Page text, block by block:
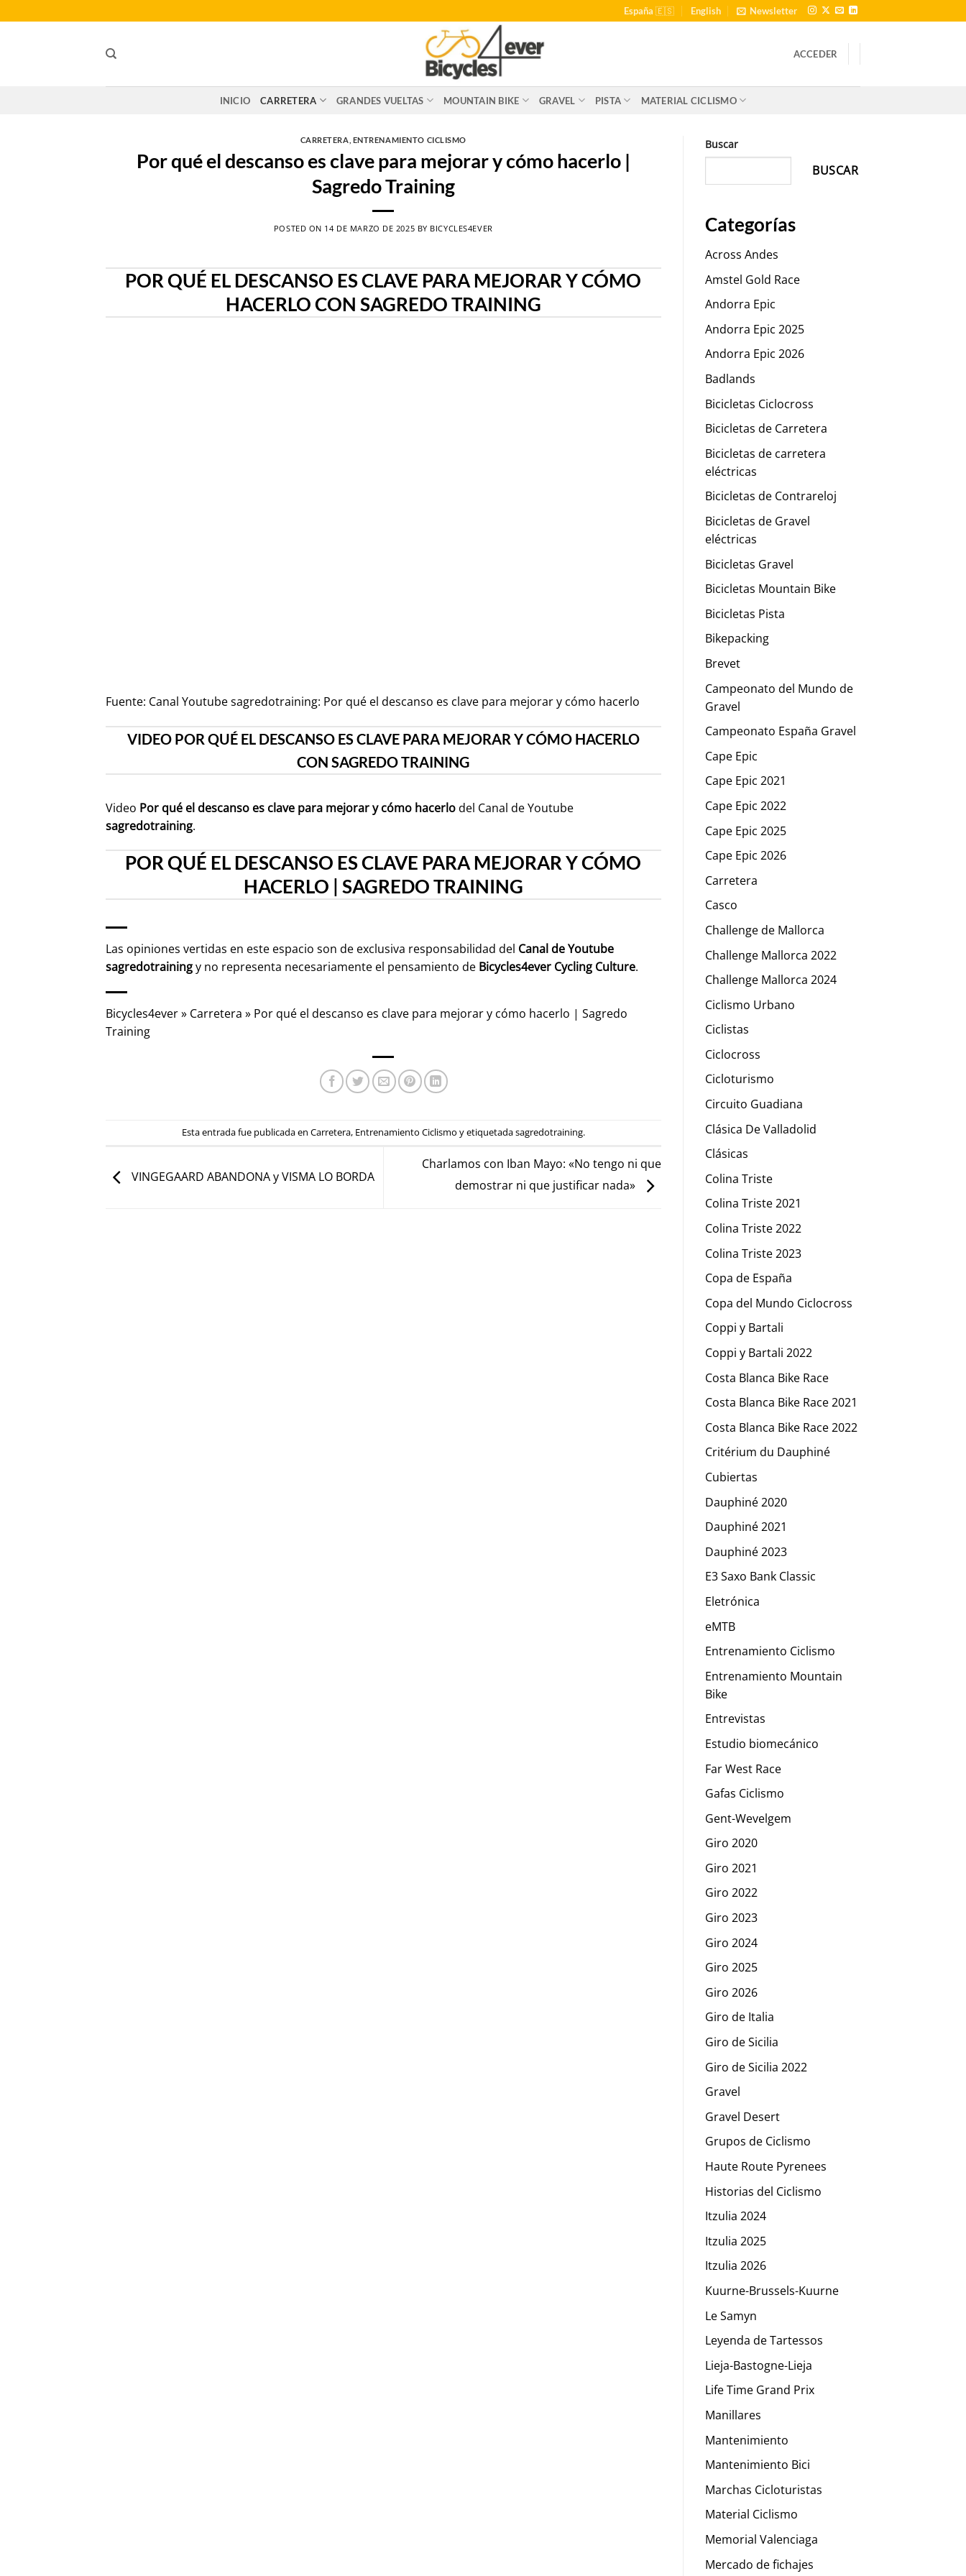
al
España 🇪🇸 English Newsletter
ACCEDER
INICIO CARRETERA GRANDES VUELTAS MOUNTAIN BIKE GRAVEL PISTA MATERIAL CICLISMO
CARRETERA ENTRENAMIENTO CICLISMO
Por qué el descanso es clave para mejorar y cómo hacerlo |
Sagredo Training
POSTED ON 14 DE MARZO DE 2025 BY BICYCLES4EVER
POR QUÉ EL DESCANSO ES CLAVE PARA MEJORAR Y CÓMO
HACERLO CON SAGREDO TRAINING
Fuente: Canal Youtube sagredotraining: Por qué el descanso es clave para mejorar y cómo hacerlo
VIDEO POR QUÉ EL DESCANSO ES CLAVE PARA MEJORAR Y CÓMO HACERLO
CON SAGREDO TRAINING
Video Por qué el descanso es clave para mejorar y cómo hacerlodel Canal de Youtube
sagredotraining.
POR QUÉ EL DESCANSO ES CLAVE PARA MEJORAR Y CÓMO
HACERLO | SAGREDO TRAINING
Las opiniones vertidas en este espacio son de exclusiva responsabilidad del Canal de Youtube
sagredotrainingy no representa necesariamente el pensamiento de Bicycles4ever Cycling Culture.
Bicycles4ever» Carretera » Por qué el descanso es clave para mejorar y cómo hacerlo | Sagredo
Training
Esta entrada fue publicada en Carretera, Entrenamiento Ciclismo y etiquetadasagredotraining.
VINGEGAARD ABANDONA y VISMA LO BORDA
Charlamos con Iban Mayo: «No tengo ni que
demostrar ni que justificar nada»
Buscar
BUSCAR
Categorías
Across Andes
Amstel Gold Race
Andorra Epic
Andorra Epic 2025
Andorra Epic 2026
Badlands
Bicicletas Ciclocross
Bicicletas de Carretera
Bicicletas de carretera
eléctricas
Bicicletas de Contrareloj
Bicicletas de Gravel
eléctricas
Bicicletas Gravel
Bicicletas Mountain Bike
Bicicletas Pista
Bikepacking
Brevet
Campeonato del Mundo de
Gravel
Campeonato España Gravel
Cape Epic
Cape Epic 2021
Cape Epic 2022
Cape Epic 2025
Cape Epic 2026
Carretera
Casco
Challenge de Mallorca
Challenge Mallorca 2022
Challenge Mallorca 2024
Ciclismo Urbano
Ciclistas
Ciclocross
Cicloturismo
Circuito Guadiana
Clásica De Valladolid
Clásicas
Colina Triste
Colina Triste 2021
Colina Triste 2022
Colina Triste 2023
Copa de España
Copa del Mundo Ciclocross
Coppi y Bartali
Coppi y Bartali 2022
Costa Blanca Bike Race
Costa Blanca Bike Race 2021
Costa Blanca Bike Race 2022
Critérium du Dauphiné
Cubiertas
Dauphiné 2020
Dauphiné 2021
Dauphiné 2023
E3 Saxo Bank Classic
Eletrónica
eMTB
Entrenamiento Ciclismo
Entrenamiento Mountain
Bike
Entrevistas
Estudio biomecánico
Far West Race
Gafas Ciclismo
Gent-Wevelgem
Giro 2020
Giro 2021
Giro 2022
Giro 2023
Giro 2024
Giro 2025
Giro 2026
Giro de Italia
Giro de Sicilia
Giro de Sicilia 2022
Gravel
Gravel Desert
Grupos de Ciclismo
Haute Route Pyrenees
Historias del Ciclismo
Itzulia 2024
Itzulia 2025
Itzulia 2026
Kuurne-Brussels-Kuurne
Le Samyn
Leyenda de Tartessos
Lieja-Bastogne-Lieja
Life Time Grand Prix
Manillares
Mantenimiento
Mantenimiento Bici
Marchas Cicloturistas
Material Ciclismo
Memorial Valenciaga
Mercado de fichajes